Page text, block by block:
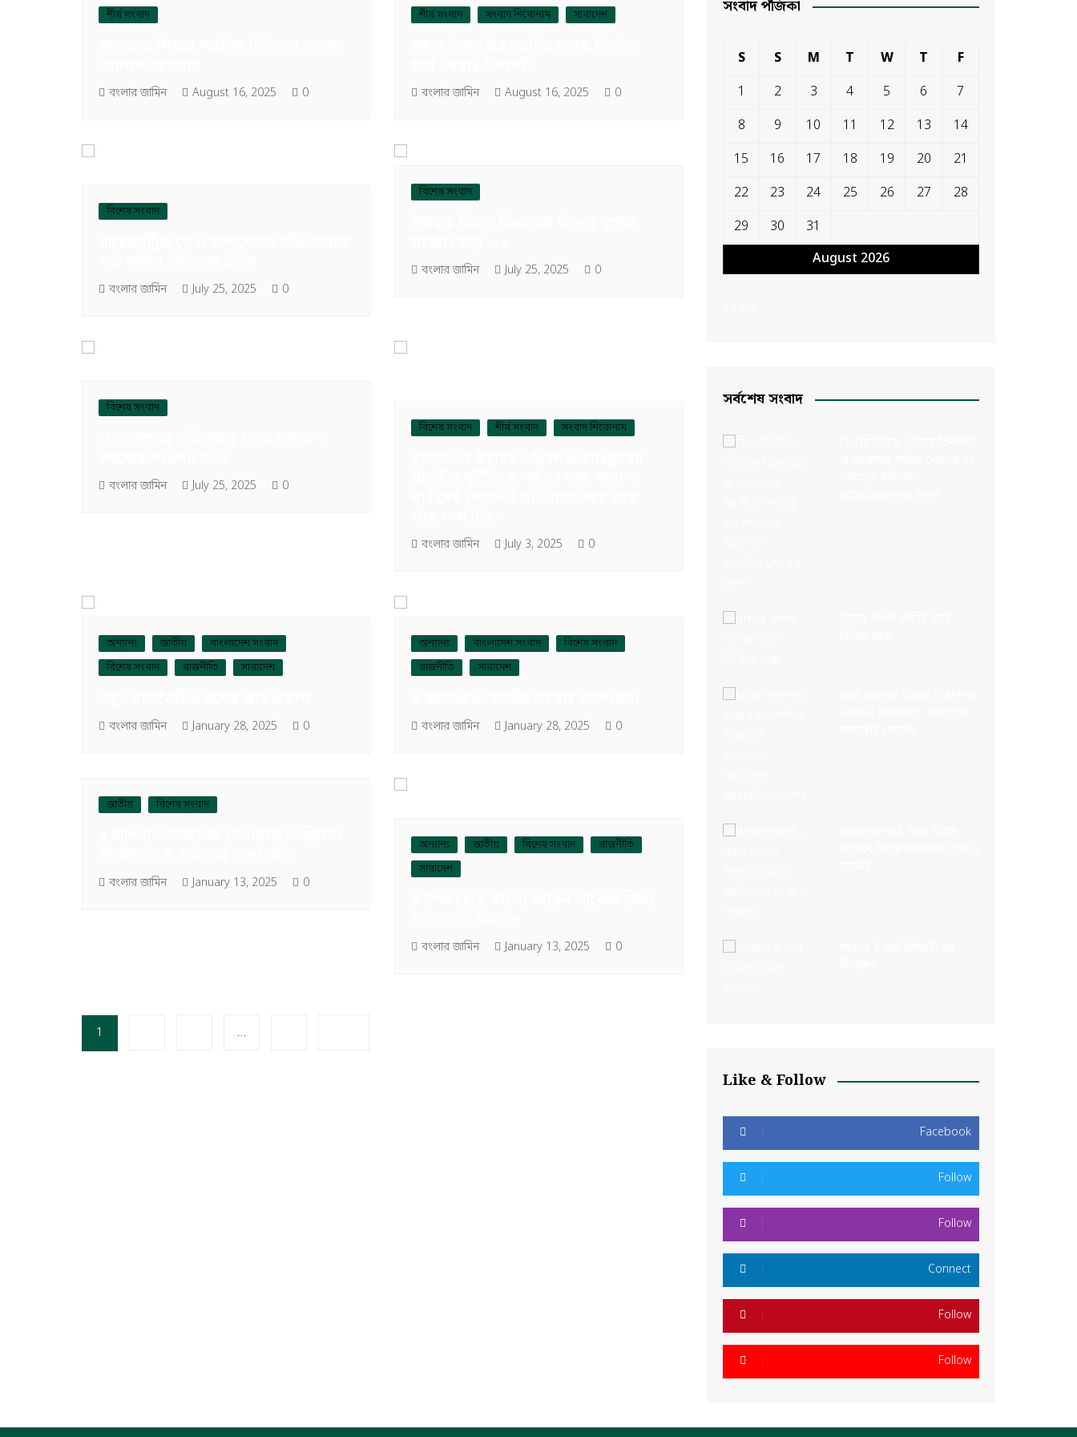
শীর্ষ সংবাদ
বংলার জামিন August 16, 2025 0
শীর্ষ সংবাদ
সংবাদ শিরোনাম সারাদেশ
বংলার জামিন August 16, 2025 0
বিশেষ সংবাদ
বংলার জামিন July 25, 2025 0
বিশেষ সংবাদ
বংলার জামিন July 25, 2025 0
বিশেষ সংবাদ
বংলার জামিন July 25, 2025 0
বিশেষ সংবাদ শীর্ষ সংবাদ সংবাদ শিরোনাম
বংলার জামিন July 3, 2025 0
অন্যান্য জাতীয়
বাংলাদেশ সংবাদ
বিশেষ সংবাদ
রাজনীতি সারাদেশ
বংলার জামিন January 28, 2025 0
অন্যান্য বাংলাদেশ সংবাদ
বিশেষ সংবাদ
রাজনীতি
সারাদেশ
বংলার জামিন January 28, 2025 0
জাতীয় বিশেষ সংবাদ
বংলার জামিন January 13, 2025 0
অন্যান্য জাতীয় বিশেষ সংবাদ
রাজনীতি
সারাদেশ
বংলার জামিন January 13, 2025 0
1 …
সংবাদ পঁজিকা
August 2026
S S M T W T
F
1
2 3 4 5 6
7
8
9 10 11 12 13
14
15
16 17 18 19 20
21
22
23 24 25 26 27
28
29
30 31
সর্বশেষ সংবাদ
Like & Follow
Facebook
Follow
Follow
Connect
Follow
Follow